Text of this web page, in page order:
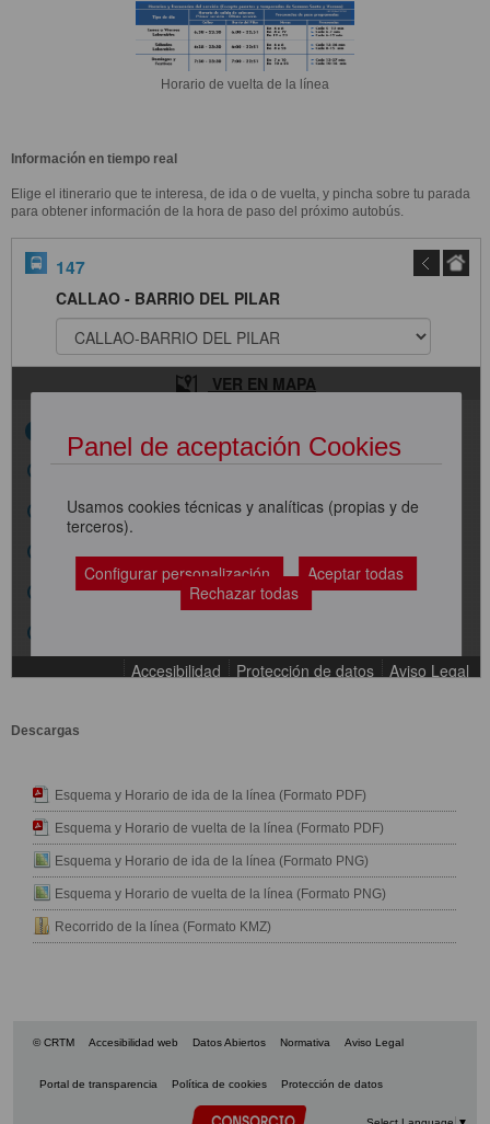
Horario de vuelta de la línea
Información en tiempo real
Elige el itinerario que te interesa, de ida o de vuelta, y pincha sobre tu parada
para obtener información de la hora de paso del próximo autobús.
Descargas
Esquema y Horario de ida de la línea (Formato PDF)
Esquema y Horario de vuelta de la línea (Formato PDF)
Esquema y Horario de ida de la línea (Formato PNG)
Esquema y Horario de vuelta de la línea (Formato PNG)
Recorrido de la línea (Formato KMZ)
© CRTM Accesibilidad web Datos Abiertos Normativa Aviso Legal
Portal de transparencia Política de cookies Protección de datos